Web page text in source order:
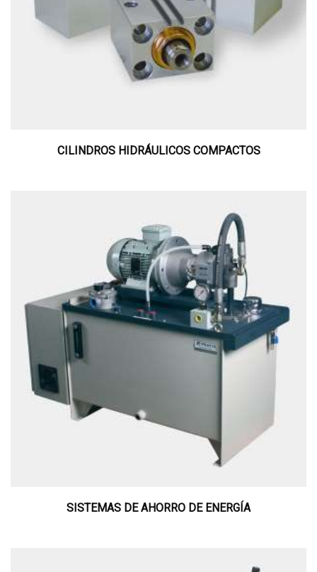
CILINDROS HIDRÁULICOS COMPACTOS
SISTEMAS DE AHORRO DE ENERGÍA